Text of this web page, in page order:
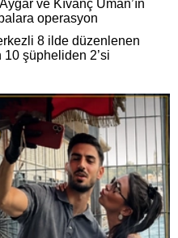
ve Kıvanç Uman’ın
operasyon
8 ilde düzenlenen
10 şüpheliden 2’si